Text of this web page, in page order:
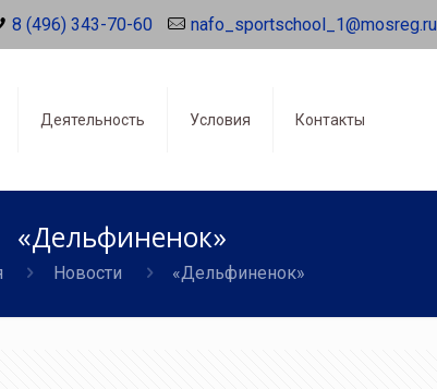
8 (496) 343-70-60 nafo_sportschool_1@mosreg.ru
Деятельность Условия Контакты
«Дельфиненок»
Новости «Дельфиненок»